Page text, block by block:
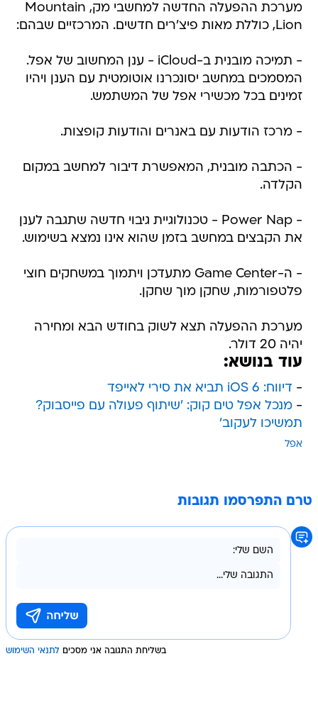
מערכת ההפעלה החדשה למחשבי מק, Mountain
Lion, כוללת מאות פיצ'רים חדשים. המרכזיים שבהם:
- תמיכה מובנית ב-iCloud - ענן המחשוב של אפל.
המסמכים במחשב יסונכרנו אוטומטית עם הענן ויהיו
זמינים בכל מכשירי אפל של המשתמש.
- מרכז הודעות עם באנרים והודעות קופצות.
- הכתבה מובנית, המאפשרת דיבור למחשב במקום
הקלדה.
- Power Nap - טכנולוגיית גיבוי חדשה שתגבה לענן
את הקבצים במחשב בזמן שהוא אינו נמצא בשימוש.
- ה-Game Center מתעדכן ויתמוך במשחקים חוצי
פלטפורמות, שחקן מוך שחקן.
מערכת ההפעלה תצא לשוק בחודש הבא ומחירה
יהיה 20 דולר.
עוד בנושא:
- דיווח: iOS 6 תביא את סירי לאייפד
-מנכל אפל טים קוק: 'שיתוף פעולה עם פייסבוק?
תמשיכו לעקוב'
אפל
טרם התפרסמו תגובות
בשליחת התגובה אני מסכים לתנאי השימוש